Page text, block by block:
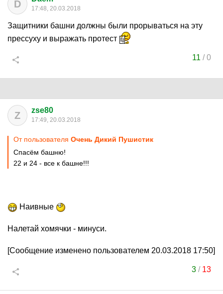
D 17:48, 20.03.2018
Защитники башни должны были прорываться на эту
прессуху и выражать протест
11 /0
Z zse80
17:49, 20.03.2018
От пользователя Очень Дикий Пушистик
Спасём башню!
22 и 24 - все к башне!!!
Наивные
Налетай хомячки - минуси.
[Сообщение изменено пользователем 20.03.2018 17:50]
3 / 13